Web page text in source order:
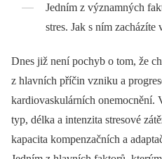
Jedním z významných
stres. Jak s ním zacházíte
Dnes již není pochyb o tom, že
z hlavních příčin vzniku a
kardiovaskulárních onemocnění.
typ, délka a intenzita stresové
kapacita kompenzačních a